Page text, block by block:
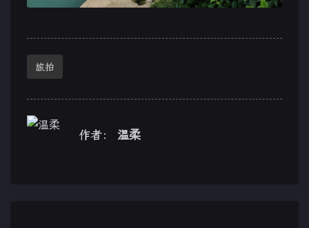
旅拍
作者： 温柔